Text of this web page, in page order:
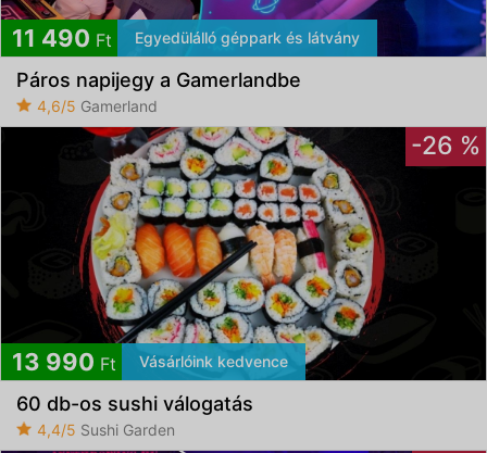
11 490 Ft Egyedülálló géppark és látvány
Páros napijegy a Gamerlandbe
4,6/5 Gamerland
-26 %
13 990 Ft Vásárlóink kedvence
60 db-os sushi válogatás
4,4/5 Sushi Garden